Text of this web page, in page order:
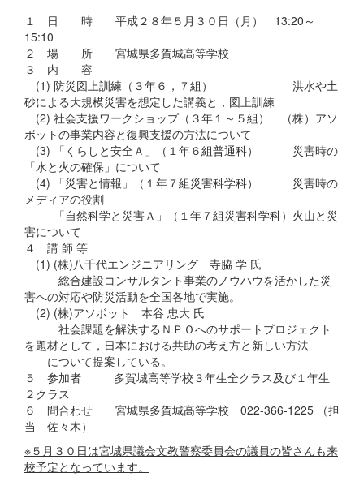
１ 日 時 平成２８年５月３０日（月） 13:20～
15:10
２ 場 所 宮城県多賀城高等学校
３ 内 容
(1) 防災図上訓練（３年６，７組） 洪水や土
砂による大規模災害を想定した講義と，図上訓練
(2) 社会支援ワークショップ（３年１～５組） （株）アソ
ボットの事業内容と復興支援の方法について
(3) 「くらしと安全Ａ」（１年６組普通科） 災害時の
「水と火の確保」について
(4) 「災害と情報」（１年７組災害科学科） 災害時の
メディアの役割
「自然科学と災害Ａ」（１年７組災害科学科）火山と災
害について
４ 講 師 等
(1) (株)八千代エンジニアリング 寺脇 学 氏
総合建設コンサルタント事業のノウハウを活かした災
害への対応や防災活動を全国各地で実施。
(2) (株)アソボット 本谷 忠大 氏
社会課題を解決するＮＰＯへのサポートプロジェクト
を題材として，日本における共助の考え方と新しい方法
について提案している。
５ 参加者 多賀城高等学校３年生全クラス及び１年生
２クラス
６ 問合わせ 宮城県多賀城高等学校 022-366-1225 （担
当 佐々木）
※５月３０日は宮城県議会文教警察委員会の議員の皆さんも来
校予定となっています。